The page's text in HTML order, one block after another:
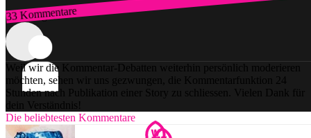
33 Kommentare
Zum Login
Weil wir die Kommentar-Debatten weiterhin persönlich moderieren
möchten, sehen wir uns gezwungen, die Kommentarfunktion 24
Stunden nach Publikation einer Story zu schliessen. Vielen Dank für
dein Verständnis!
Die beliebtesten Kommentare